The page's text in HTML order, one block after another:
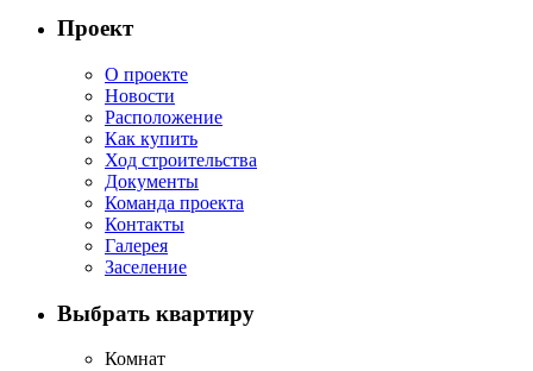
Проект
О проекте
Новости
Расположение
Как купить
Ход строительства
Документы
Команда проекта
Контакты
Галерея
Заселение
Выбрать квартиру
Комнат